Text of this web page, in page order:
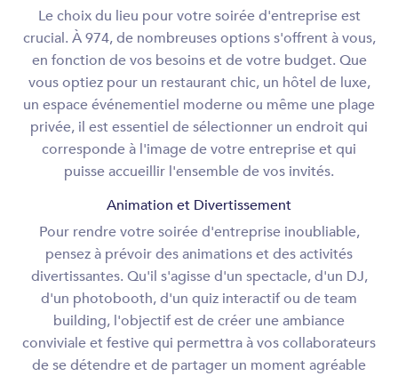
Le choix du lieu pour votre soirée d'entreprise est
crucial. À 974, de nombreuses options s'offrent à vous,
en fonction de vos besoins et de votre budget. Que
vous optiez pour un restaurant chic, un hôtel de luxe,
un espace événementiel moderne ou même une plage
privée, il est essentiel de sélectionner un endroit qui
corresponde à l'image de votre entreprise et qui
puisse accueillir l'ensemble de vos invités.
Animation et Divertissement
Pour rendre votre soirée d'entreprise inoubliable,
pensez à prévoir des animations et des activités
divertissantes. Qu'il s'agisse d'un spectacle, d'un DJ,
d'un photobooth, d'un quiz interactif ou de team
building, l'objectif est de créer une ambiance
conviviale et festive qui permettra à vos collaborateurs
de se détendre et de partager un moment agréable